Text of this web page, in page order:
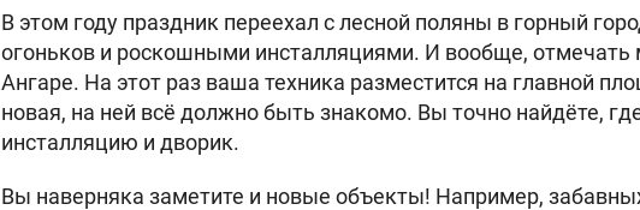
В этом году праздник переехал с лесной поляны в горный
огоньков и роскошными инсталляциями. И вообще,
Ангаре. На этот раз ваша техника разместится на главной
новая, на ней всё должно быть знакомо. Вы точно найдёте,
инсталляцию и дворик.
Вы наверняка заметите и новые объекты! Например,